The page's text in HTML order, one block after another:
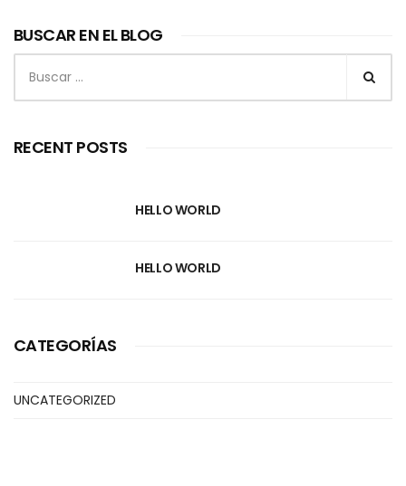
BUSCAR EN EL BLOG
Buscar:
RECENT POSTS
HELLO WORLD
HELLO WORLD
CATEGORÍAS
UNCATEGORIZED